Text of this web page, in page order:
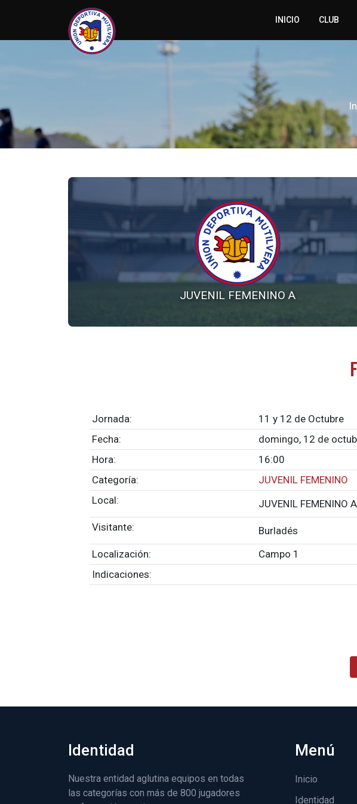
INICIO CLUB
JUVENIL FEMENINO A
Jornada:
11 y 12 de Octubre
Fecha:
domingo, 12 de
Hora:
16:00
Categoría:
JUVENIL FEMENINO
Local:
JUVENIL FEMENINO A
Visitante: Burladés
Localización:
Campo 1
Indicaciones:
Identidad
Nuestra entidad aglutina equipos en todas
las categorías con más de 800 jugadores
Menú
Inicio
Identidad